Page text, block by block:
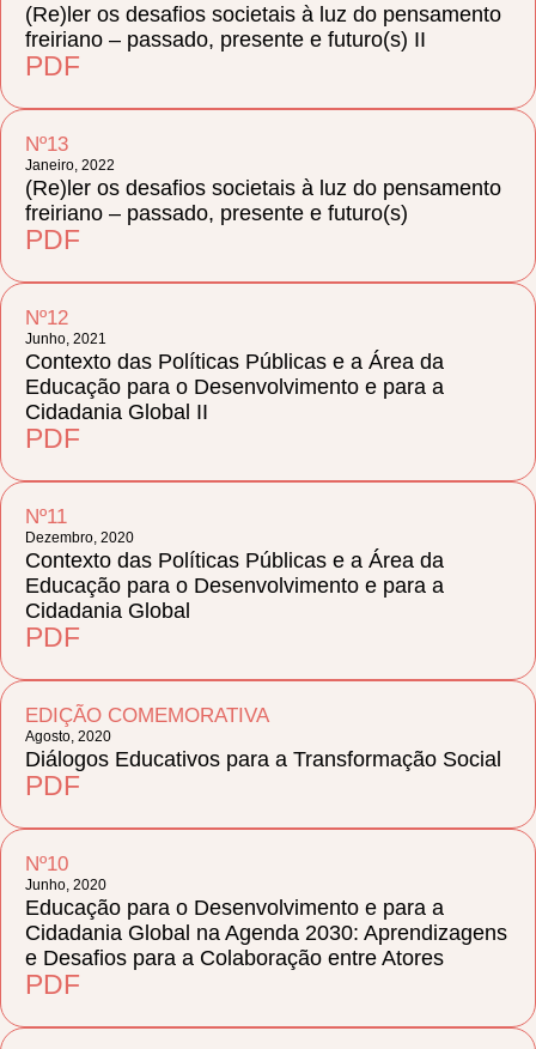
(Re)ler os desafios societais à luz do pensamento
freiriano – passado, presente e futuro(s) II
PDF
Nº13
Janeiro, 2022
(Re)ler os desafios societais à luz do pensamento
freiriano – passado, presente e futuro(s)
PDF
Nº12
Junho, 2021
Contexto das Políticas Públicas e a Área da
Educação para o Desenvolvimento e para a
Cidadania Global II
PDF
Nº11
Dezembro, 2020
Contexto das Políticas Públicas e a Área da
Educação para o Desenvolvimento e para a
Cidadania Global
PDF
EDIÇÃO COMEMORATIVA
Agosto, 2020
Diálogos Educativos para a Transformação Social
PDF
Nº10
Junho, 2020
Educação para o Desenvolvimento e para a
Cidadania Global na Agenda 2030: Aprendizagens
e Desafios para a Colaboração entre Atores
PDF